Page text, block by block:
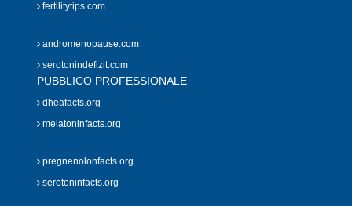
fertilitytips.com
andromenopause.com
serotonindefizit.com
PUBBLICO PROFESSIONALE
dheafacts.org
melatoninfacts.org
pregnenolonfacts.org
serotoninfacts.org